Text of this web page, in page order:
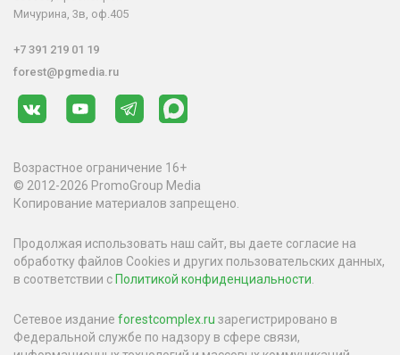
Мичурина, 3в, оф.405
+7 391 219 01 19
forest@pgmedia.ru
Возрастное ограничение 16+
© 2012-2026 PromoGroup Media
Копирование материалов запрещено.
Продолжая использовать наш сайт, вы даете согласие на
обработку файлов Cookies и других пользовательских данных,
в соответствии с Политикой конфиденциальности
Сетевое издание forestcomplex.ru зарегистрировано в
Федеральной службе по надзору в сфере связи,